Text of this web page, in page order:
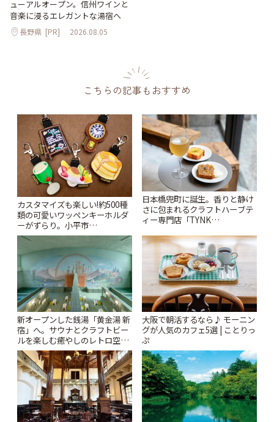
ューアルオープン。信州ワインと
音楽に浸るエレガントな湯宿へ
長野県 [PR] 2026.08.05
こちらの記事もおすすめ
カスタマイズも楽しい!約500種
類の可愛いワッペンキーホルダ
ーがずらり。小平市
「Kimamaya T&K」 | ことりっ
日本橋兜町に誕生。香りと静け
さに包まれるクラフトハーブテ
ィー専門店「TYNK
新オープンした銭湯「黄金湯 新
宿」へ。サウナとクラフトビー
ルを楽しむ癒やしのレトロ空間
| ことりっぷ
大阪で朝活するなら♪ モーニン
グが人気のカフェ5選 | ことりっ
ぷ